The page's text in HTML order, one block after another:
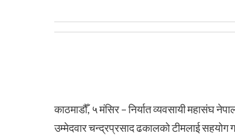
काठमाडौँ, ५ मंसिर – निर्यात व्यवसायी महासंघ
उम्मेदवार चन्द्रप्रसाद ढकालको टीमलाई सहयोग